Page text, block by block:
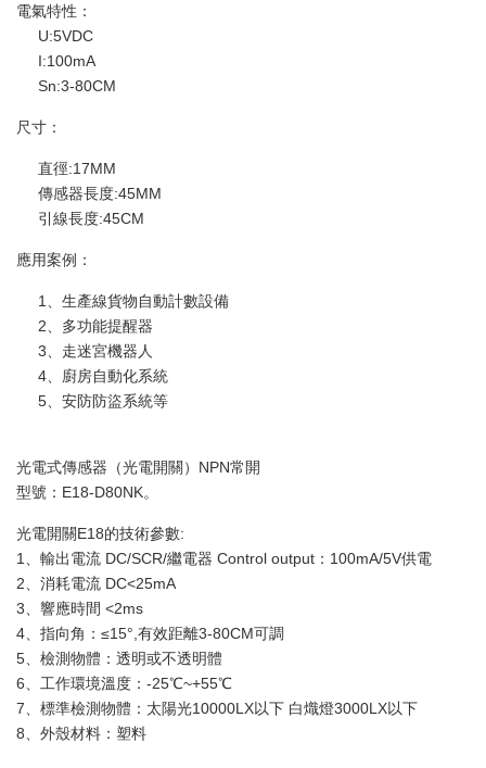
電氣特性：
U:5VDC
I:100mA
Sn:3-80CM
尺寸：
直徑:17MM
傳感器長度:45MM
引線長度:45CM
應用案例：
1、生產線貨物自動計數設備
2、多功能提醒器
3、走迷宮機器人
4、廚房自動化系統
5、安防防盜系統等
光電式傳感器（光電開關）NPN常開
型號：E18-D80NK。
光電開關E18的技術參數:
1、輸出電流 DC/SCR/繼電器 Control output：100mA/5V供電
2、消耗電流 DC<25mA
3、響應時間 <2ms
4、指向角：≤15°,有效距離3-80CM可調
5、檢測物體：透明或不透明體
6、工作環境溫度：-25℃~+55℃
7、標準檢測物體：太陽光10000LX以下 白熾燈3000LX以下
8、外殼材料：塑料